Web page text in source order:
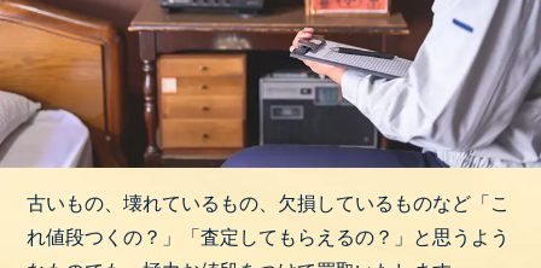
古いもの、壊れているもの、欠損しているものなど「こ
れ値段つくの？」「査定してもらえるの？」と思うよう